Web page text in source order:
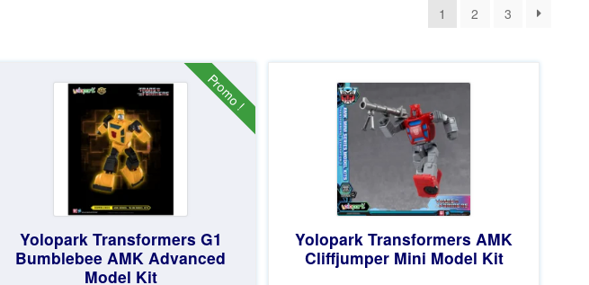
1 2 3
Promo !
Yolopark Transformers G1
Bumblebee AMK Advanced
Model Kit
Yolopark Transformers AMK
Cliffjumper Mini Model Kit